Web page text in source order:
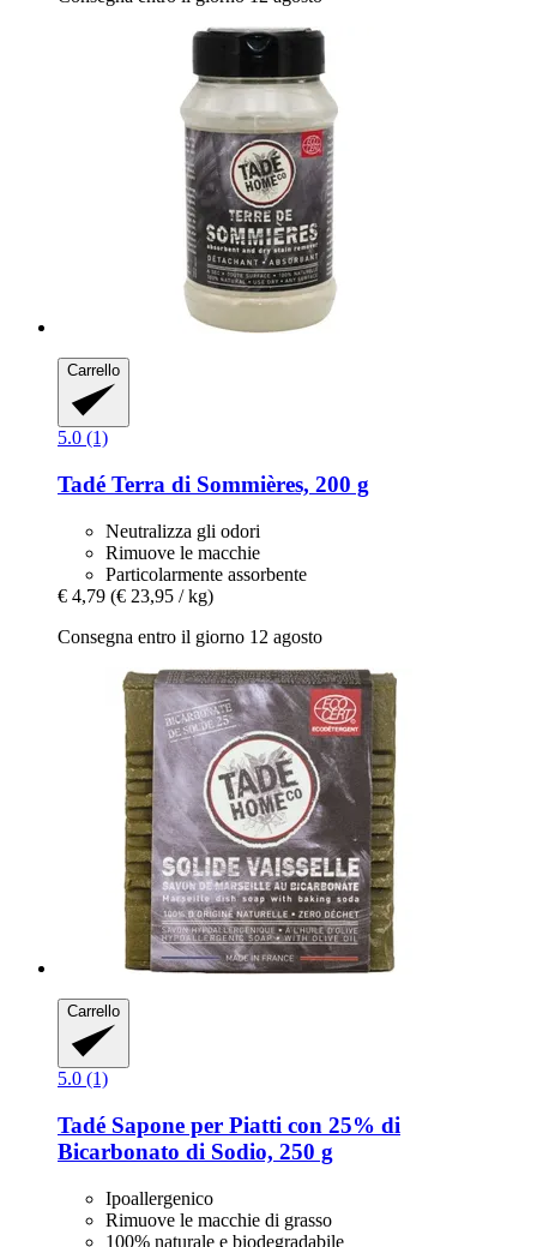
Carrello
5.0 (1)
Tadé Terra di Sommières, 200 g
Neutralizza gli odori
Rimuove le macchie
Particolarmente assorbente
€ 4,79 (€ 23,95 / kg)
Consegna entro il giorno 12 agosto
Carrello
5.0 (1)
Tadé Sapone per Piatti con 25% di
Bicarbonato di Sodio, 250 g
Ipoallergenico
Rimuove le macchie di grasso
100% naturale e biodegradabile